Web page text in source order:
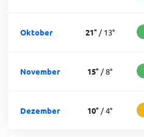
Oktober 21°/13°
November 15° /8°
Dezember 10° /4°